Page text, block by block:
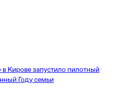
Кирове запустило пилотный
Году семьи